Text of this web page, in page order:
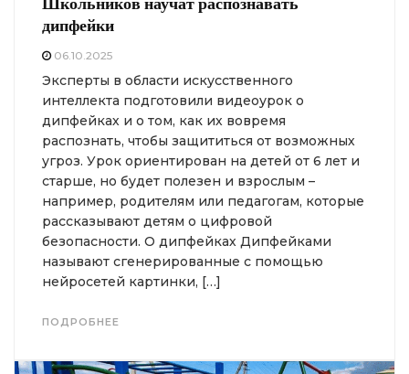
дипфейки
06.10.2025
Эксперты в области искусственного
интеллекта подготовили видеоурок о
дипфейках и о том, как их вовремя
распознать, чтобы защититься от возможных
угроз. Урок ориентирован на детей от 6 лет и
старше, но будет полезен и взрослым –
например, родителям или педагогам, которые
рассказывают детям о цифровой
безопасности. О дипфейках Дипфейками
называют сгенерированные с помощью
нейросетей картинки, […]
ПОДРОБНЕЕ